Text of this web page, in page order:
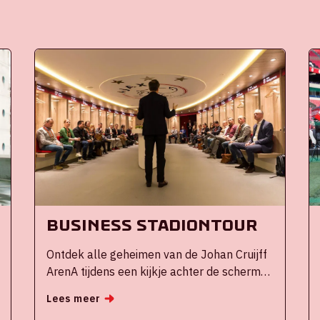
Business Stadiontour
Ontdek alle geheimen van de Johan Cruijff
ArenA tijdens een kijkje achter de schermen
Lees meer